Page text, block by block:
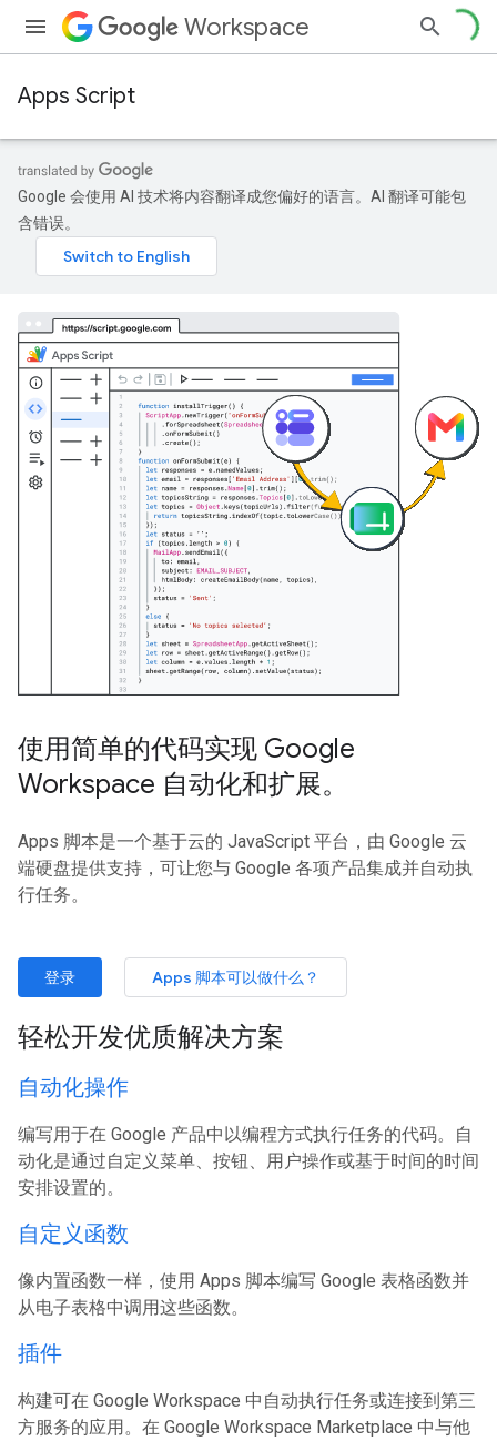
Workspace
Apps Script
Google 会使用 AI 技术将内容翻译成您偏好的语言。AI 翻译可能包
含错误。
使用简单的代码实现 Google
Workspace 自动化和扩展。
Apps 脚本是一个基于云的 JavaScript 平台，由 Google 云
端硬盘提供支持，可让您与 Google 各项产品集成并自动执
行任务。
登录 Apps 脚本可以做什么？
轻松开发优质解决方案
自动化操作
编写用于在 Google 产品中以编程方式执行任务的代码。自
动化是通过自定义菜单、按钮、用户操作或基于时间的时间
安排设置的。
自定义函数
像内置函数一样，使用 Apps 脚本编写 Google 表格函数并
从电子表格中调用这些函数。
插件
构建可在 Google Workspace 中自动执行任务或连接到第三
方服务的应用。在 Google Workspace Marketplace 中与他